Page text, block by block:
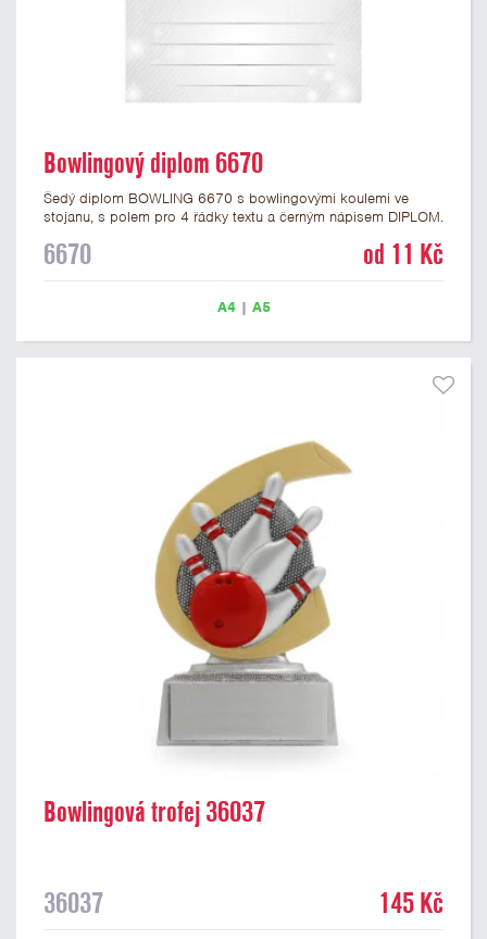
Bowlingový diplom 6670
Šedý diplom BOWLING 6670 s bowlingovými koulemi ve
stojanu, s polem pro 4 řádky textu a černým nápisem DIPLOM.
diplom s motivem bowlingu a kuželek má gramáž 250 g/m2.
6670 od 11 Kč
A4| A5
Bowlingová trofej 36037
36037 145 Kč